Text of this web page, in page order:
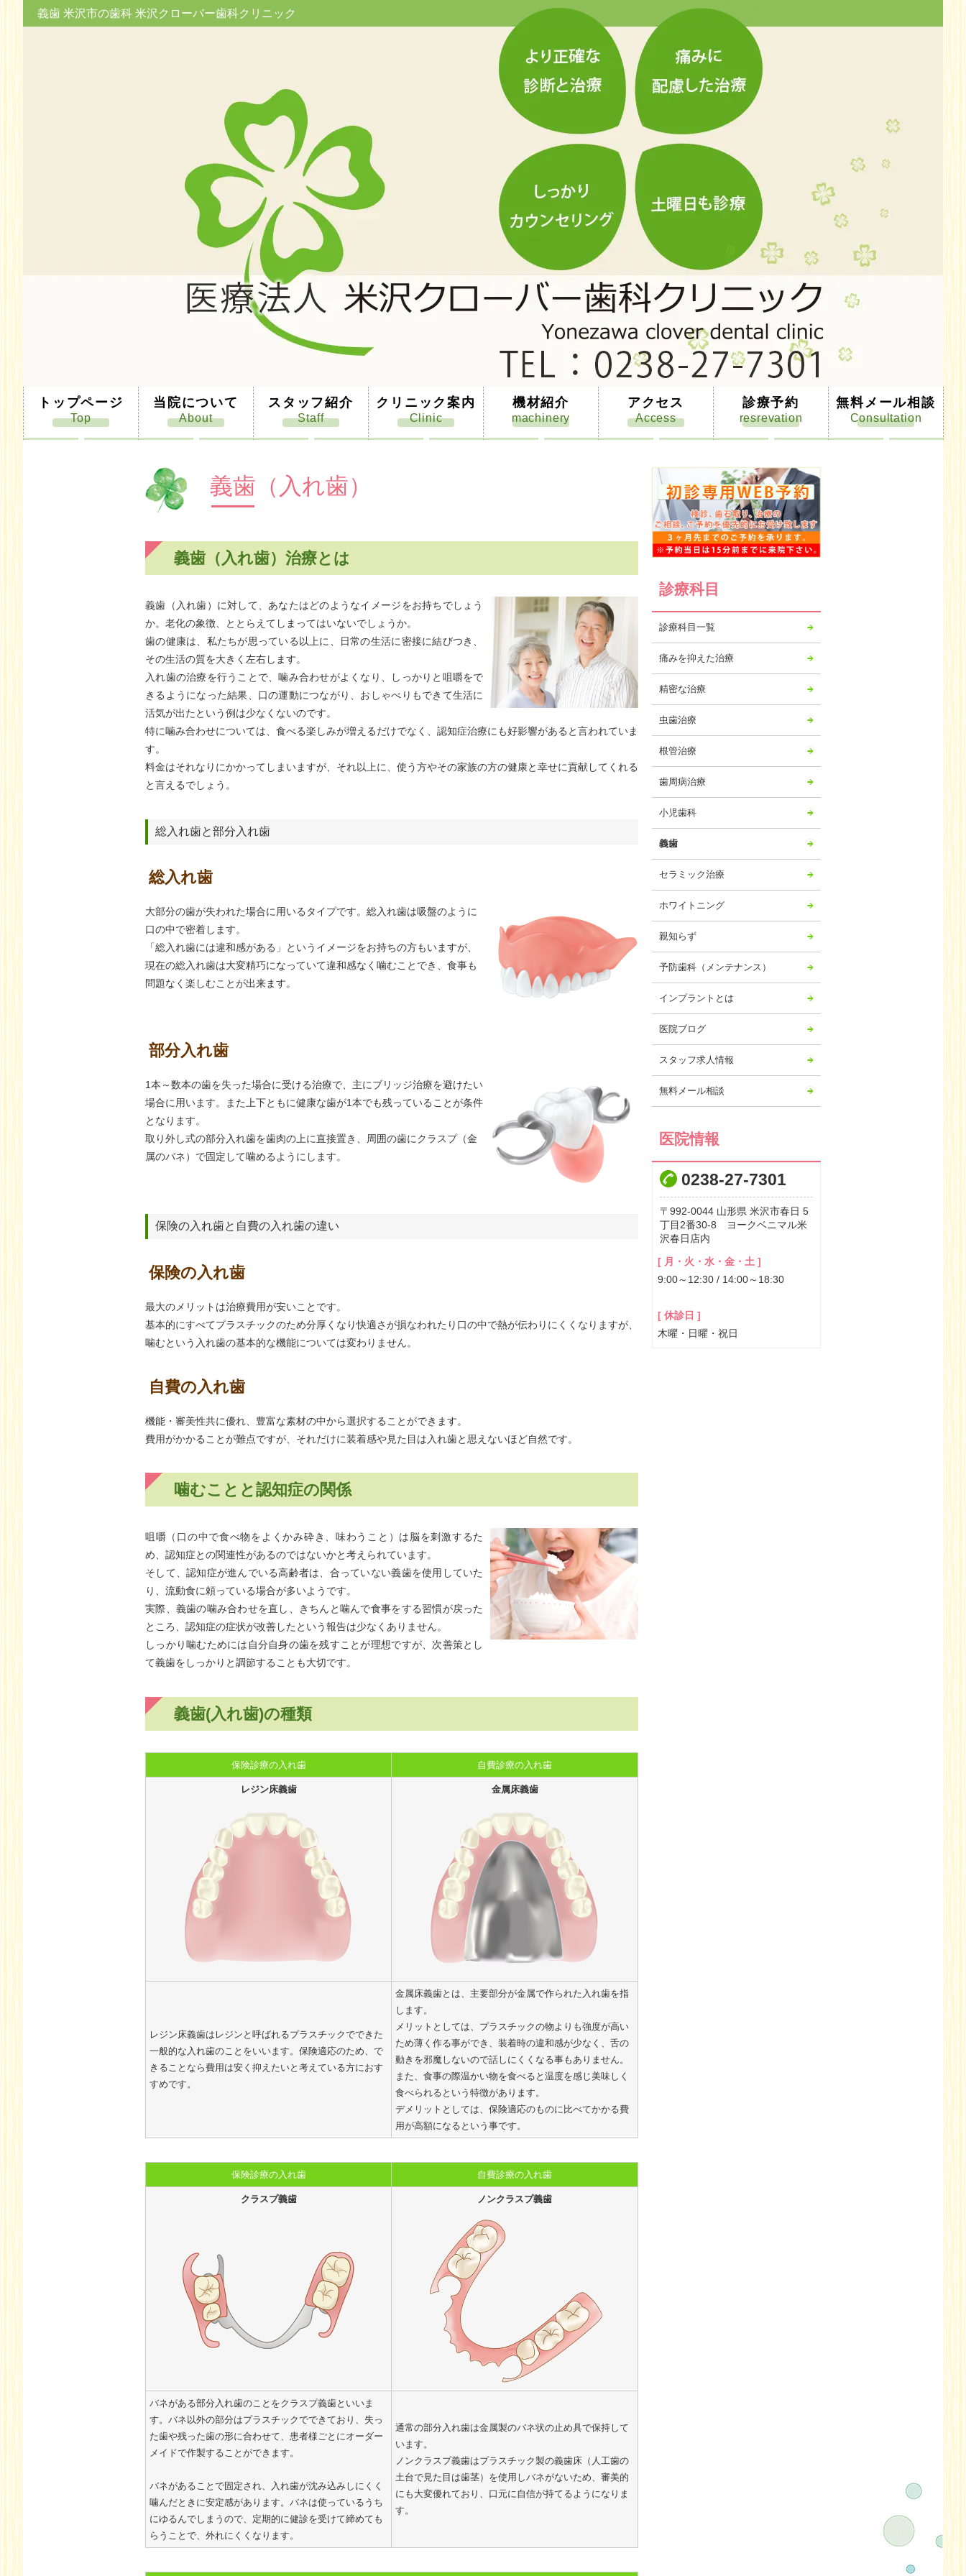
トップページ 当院について スタッフ紹介 クリニック案内 機材紹介 アクセス 診療予約 無料メール相談
義歯 米沢市の歯科 米沢クローバー歯科クリニック
義歯（入れ歯）
義歯（入れ歯）治療とは
義歯（入れ歯）に対して、あなたはどのようなイメージをお持ちでしょう
か。老化の象徴、ととらえてしまってはいないでしょうか。
歯の健康は、私たちが思っている以上に、日常の生活に密接に結びつき、
その生活の質を大きく左右します。
入れ歯の治療を行うことで、噛み合わせがよくなり、しっかりと咀嚼をで
きるようになった結果、口の運動につながり、おしゃべりもできて生活に
活気が出たという例は少なくないのです。
特に噛み合わせについては、食べる楽しみが増えるだけでなく、認知症治療にも好影響があると言われていま
す。
料金はそれなりにかかってしまいますが、それ以上に、使う方やその家族の方の健康と幸せに貢献してくれる
と言えるでしょう。
総入れ歯と部分入れ歯
総入れ歯
大部分の歯が失われた場合に用いるタイプです。総入れ歯は吸盤のように
口の中で密着します。
「総入れ歯には違和感がある」というイメージをお持ちの方もいますが、
現在の総入れ歯は大変精巧になっていて違和感なく噛むことでき、食事も
問題なく楽しむことが出来ます。
部分入れ歯
1本～数本の歯を失った場合に受ける治療で、主にブリッジ治療を避けたい
場合に用います。また上下ともに健康な歯が1本でも残っていることが条件
となります。
取り外し式の部分入れ歯を歯肉の上に直接置き、周囲の歯にクラスプ（金
属のバネ）で固定して噛めるようにします。
保険の入れ歯と自費の入れ歯の違い
保険の入れ歯
最大のメリットは治療費用が安いことです。
基本的にすべてプラスチックのため分厚くなり快適さが損なわれたり口の中で熱が伝わりにくくなりますが、
噛むという入れ歯の基本的な機能については変わりません。
自費の入れ歯
機能・審美性共に優れ、豊富な素材の中から選択することができます。
費用がかかることが難点ですが、それだけに装着感や見た目は入れ歯と思えないほど自然です。
噛むことと認知症の関係
咀嚼（口の中で食べ物をよくかみ砕き、味わうこと）は脳を刺激するた
め、認知症との関連性があるのではないかと考えられています。
そして、認知症が進んでいる高齢者は、合っていない義歯を使用していた
り、流動食に頼っている場合が多いようです。
実際、義歯の噛み合わせを直し、きちんと噛んで食事をする習慣が戻った
ところ、認知症の症状が改善したという報告は少なくありません。
しっかり噛むためには自分自身の歯を残すことが理想ですが、次善策とし
て義歯をしっかりと調節することも大切です。
義歯(入れ歯)の種類
保険診療の入れ歯 自費診療の入れ歯
レジン床義歯 金属床義歯
レジン床義歯はレジンと呼ばれるプラスチックでできた
一般的な入れ歯のことをいいます。保険適応のため、で
きることなら費用は安く抑えたいと考えている方におす
すめです。
金属床義歯とは、主要部分が金属で作られた入れ歯を指
します。
メリットとしては、プラスチックの物よりも強度が高い
ため薄く作る事ができ、装着時の違和感が少なく、舌の
動きを邪魔しないので話しにくくなる事もありません。
また、食事の際温かい物を食べると温度を感じ美味しく
食べられるという特徴があります。
デメリットとしては、保険適応のものに比べてかかる費
用が高額になるという事です。
保険診療の入れ歯 自費診療の入れ歯
クラスプ義歯 ノンクラスプ義歯
バネがある部分入れ歯のことをクラスプ義歯といいま
す。バネ以外の部分はプラスチックでできており、失っ
た歯や残った歯の形に合わせて、患者様ごとにオーダー
メイドで作製することができます。
バネがあることで固定され、入れ歯が沈み込みしにくく
噛んだときに安定感があります。バネは使っているうち
にゆるんでしまうので、定期的に健診を受けて締めても
らうことで、外れにくくなります。
通常の部分入れ歯は金属製のバネ状の止め具で保持して
います。
ノンクラスプ義歯はプラスチック製の義歯床（人工歯の
土台で見た目は歯茎）を使用しバネがないため、審美的
にも大変優れており、口元に自信が持てるようになりま
す。
診療科目
診療科目一覧
痛みを抑えた治療
精密な治療
虫歯治療
根管治療
歯周病治療
小児歯科
義歯
セラミック治療
ホワイトニング
親知らず
予防歯科（メンテナンス）
インプラントとは
医院ブログ
スタッフ求人情報
無料メール相談
医院情報
0238-27-7301
992-0044 山形県 米沢市春日 5
丁目2番30-8 ヨークベニマル米
沢春日店内
[ 月・火・水・金・土 ]
9:00～12:30 / 14:00～18:30
[ 休診日 ]
木曜・日曜・祝日